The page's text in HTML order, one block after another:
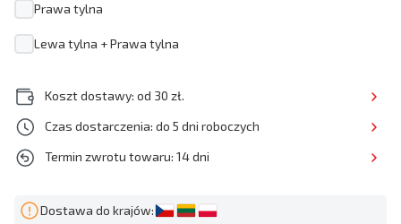
Prawa tylna
Lewa tylna + Prawa tylna
Koszt dostawy: od 30 zł.
Czas dostarczenia: do 5 dni roboczych
Termin zwrotu towaru: 14 dni
Dostawa do krajów: